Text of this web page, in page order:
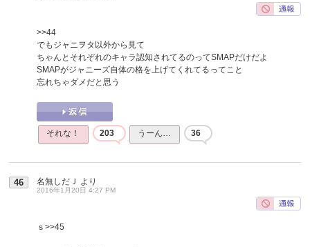
>>44
でもジャニヲタ以外から見て
ちゃんとそれぞれのキャラ認知されてるのってSMAPだけだよ
SMAPがジャニーズ自体の格を上げてくれてるってこと
忘れちゃダメだと思う
それな！ 203 うーん… 36
46 名無しだＪ より
2016年1月20日 4:27 PM
ｓ >>45